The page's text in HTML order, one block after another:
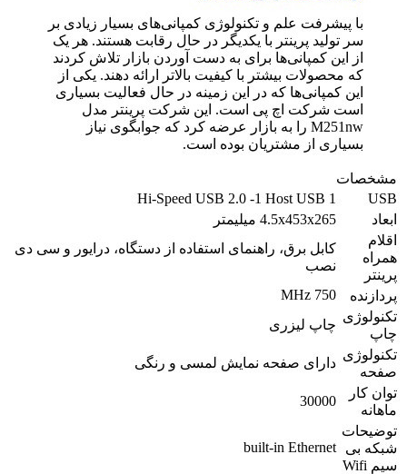
با پیشرفت علم و تکنولوژی کمپانی‌های بسیار زیادی بر
سر تولید پرینتر با یکدیگر در حال رقابت هستند. هر یک
از این کمپانی‌ها برای به دست آوردن بازار تلاش کردند
که محصولات بیشتر با کیفیت بالاتر ارائه دهند. یکی از
این کمپانی‌ها که در این زمینه در حال فعالیت بسیاری
است شرکت اچ پی است. این شرکت پرینتر مدل
M251nw را به بازار عرضه کرد که جوابگوی نیاز
بسیاری از مشتریان بوده است.
مشخصات
USB
1 Hi-Speed USB 2.0 -1 Host USB
ابعاد
4.5x453x265 میلیمتر
اقلام
همراه
پرینتر
کابل برق، راهنمای استفاده از دستگاه، درایور و سی دی
نصب
پردازنده
750 MHz
تکنولوژی
چاپ
چاپ لیزری
تکنولوژی
صفحه
دارای صفحه نمایش لمسی و رنگی
توان کار
ماهانه
30000
توضیحات
شبکه بی
سیم Wifi
built-in Ethernet